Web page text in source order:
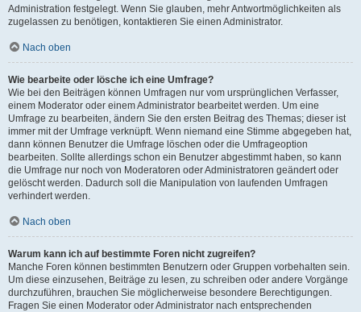
Administration festgelegt. Wenn Sie glauben, mehr Antwortmöglichkeiten als
zugelassen zu benötigen, kontaktieren Sie einen Administrator.
Nach oben
Wie bearbeite oder lösche ich eine Umfrage?
Wie bei den Beiträgen können Umfragen nur vom ursprünglichen Verfasser,
einem Moderator oder einem Administrator bearbeitet werden. Um eine
Umfrage zu bearbeiten, ändern Sie den ersten Beitrag des Themas; dieser ist
immer mit der Umfrage verknüpft. Wenn niemand eine Stimme abgegeben hat,
dann können Benutzer die Umfrage löschen oder die Umfrageoption
bearbeiten. Sollte allerdings schon ein Benutzer abgestimmt haben, so kann
die Umfrage nur noch von Moderatoren oder Administratoren geändert oder
gelöscht werden. Dadurch soll die Manipulation von laufenden Umfragen
verhindert werden.
Nach oben
Warum kann ich auf bestimmte Foren nicht zugreifen?
Manche Foren können bestimmten Benutzern oder Gruppen vorbehalten sein.
Um diese einzusehen, Beiträge zu lesen, zu schreiben oder andere Vorgänge
durchzuführen, brauchen Sie möglicherweise besondere Berechtigungen.
Fragen Sie einen Moderator oder Administrator nach entsprechenden